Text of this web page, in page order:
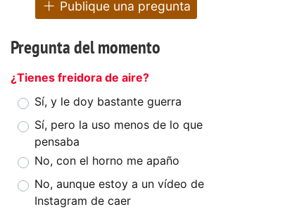
Publique una pregunta
Pregunta del momento
¿Tienes freidora de aire?
Sí, y le doy bastante guerra
Sí, pero la uso menos de lo que
pensaba
No, con el horno me apaño
No, aunque estoy a un vídeo de
Instagram de caer